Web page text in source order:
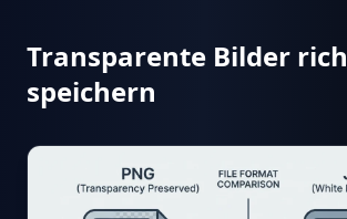
Transparente Bilder
speichern